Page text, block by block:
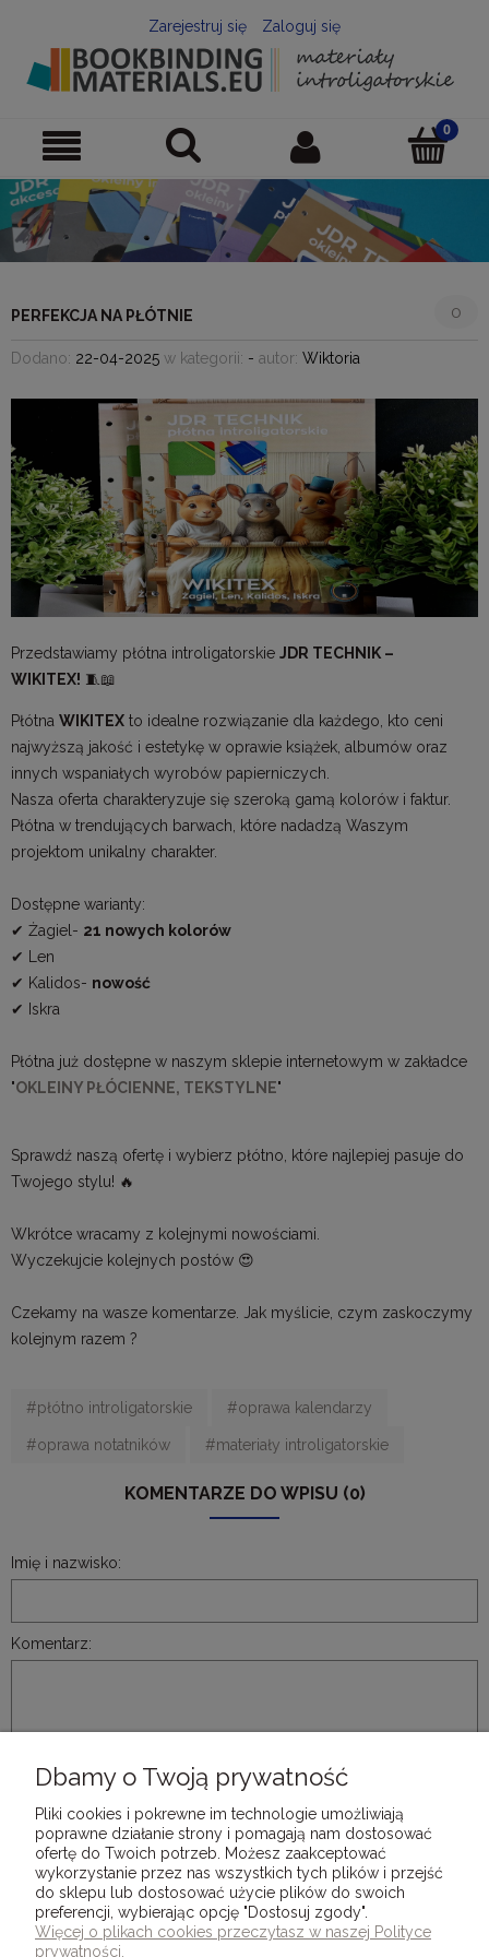
Zarejestruj się Zaloguj się
PERFEKCJA NA PŁÓTNIE 0
Dodano: 22-04-2025 w kategorii: - autor: Wiktoria
Przedstawiamy płótna introligatorskie JDR TECHNIK –
WIKITEX! 🧵📖
Płótna WIKITEX to idealne rozwiązanie dla każdego, kto ceni
najwyższą jakość i estetykę w oprawie książek, albumów oraz
innych wspaniałych wyrobów papierniczych.
Nasza oferta charakteryzuje się szeroką gamą kolorów i faktur.
Płótna w trendujących barwach, które nadadzą Waszym
projektom unikalny charakter.
Dostępne warianty:
✔ Żagiel- 21 nowych kolorów
✔ Len
✔ Kalidos- nowość
✔ Iskra
Płótna już dostępne w naszym sklepie internetowym w zakładce
"OKLEINY PŁÓCIENNE, TEKSTYLNE"
Sprawdź naszą ofertę i wybierz płótno, które najlepiej pasuje do
Twojego stylu! 🔥
Wkrótce wracamy z kolejnymi nowościami.
Wyczekujcie kolejnych postów 😍
Czekamy na wasze komentarze. Jak myślicie, czym zaskoczymy
kolejnym razem ?
#płótno introligatorskie #oprawa kalendarzy
#oprawa notatników #materiały introligatorskie
KOMENTARZE DO WPISU (0)
Imię i nazwisko:
Komentarz:
DLA KLIENTÓW
Dbamy o Twoją prywatność
Pliki cookies i pokrewne im technologie umożliwiają
poprawne działanie strony i pomagają nam dostosować
ofertę do Twoich potrzeb. Możesz zaakceptować
wykorzystanie przez nas wszystkich tych plików i przejść
do sklepu lub dostosować użycie plików do swoich
preferencji, wybierając opcję "Dostosuj zgody".
Więcej o plikach cookies przeczytasz w naszej Polityce
prywatności.